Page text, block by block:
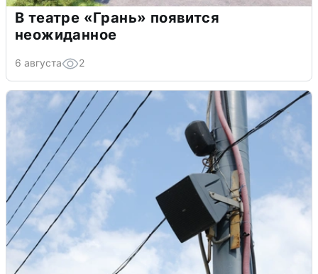
В театре «Грань» появится
неожиданное
6 августа 2